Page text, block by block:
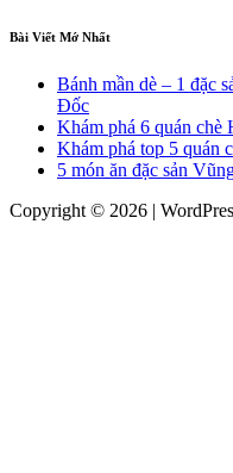
Bài Viết Mớ Nhất
Bánh mần dè – 1 đặc
Đốc
Khám phá 6 quán chè
Khám phá top 5 quán
5 món ăn đặc sản
Copyright © 2026 |